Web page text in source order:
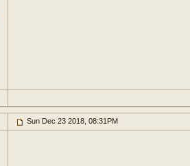
Sun Dec 23 2018, 08:31PM